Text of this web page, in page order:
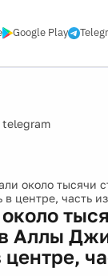
Google Play
около тысячи
центре, часть
Аллы